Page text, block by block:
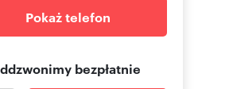
Pokaż telefon
bezpłatnie